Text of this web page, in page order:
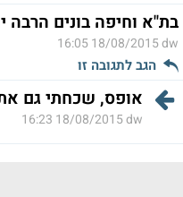
בת"א וחיפה בונים הרבה יותר מ
dw
18/08/2015 16:05
הגב לתגובה זו
אופס, שכחתי גם
dw
18/08/2015 16:23